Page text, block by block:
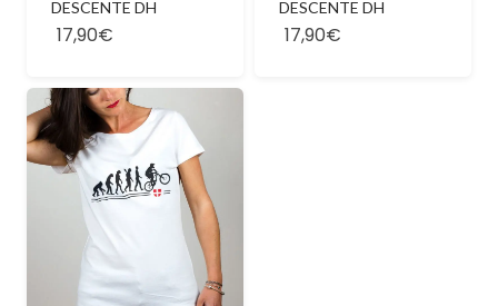
DESCENTE DH
17,90€
DESCENTE DH
17,90€